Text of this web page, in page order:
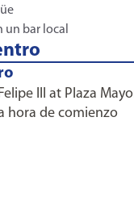
un bar local
III at Plaza
hora de comienzo